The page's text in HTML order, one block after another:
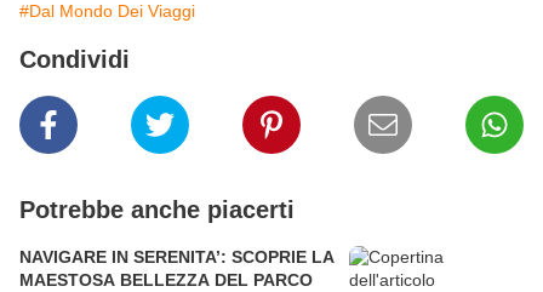
#Dal Mondo Dei Viaggi
Condividi
Potrebbe anche piacerti
NAVIGARE IN SERENITA’: SCOPRIE LA
MAESTOSA BELLEZZA DEL PARCO